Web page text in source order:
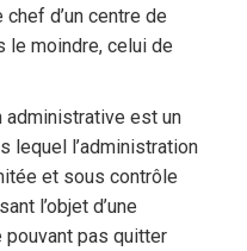
d’un centre de
le moindre, celui de
administrative est un
lequel l’administration
et sous contrôle
l’objet d’une
pouvant pas quitter